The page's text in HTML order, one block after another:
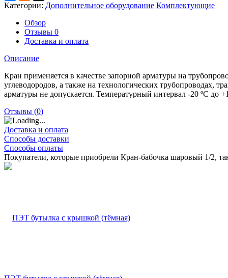
Категории: Дополнительное оборудование Комплектующие
Обзор
Отзывы 0
Доставка и оплата
Описание
Кран применяется в качестве запорной арматуры на
углеводородов, а также на технологических трубопроводах,
арматуры не допускается. Температурный интервал -20 ºС до
Отзывы (0)
Доставка и оплата
Способы доставки
Способы оплаты
Покупатели, которые приобрели Кран-бабочка шаровый 1/2,